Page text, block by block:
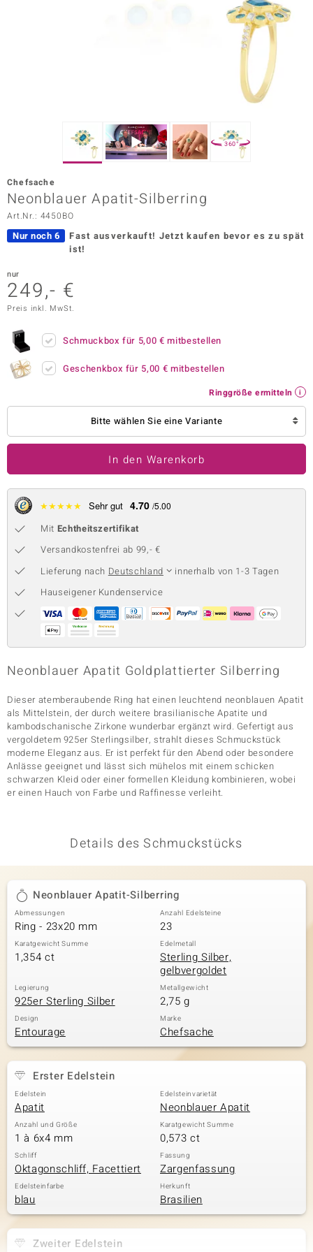
Vogue
BY DE MELO
Collection
Classics
360°
Chefsache
Neonblauer Apatit-Silberring
Art.Nr.: 4450BO
Nur noch 6 Fast ausverkauft! Jetzt kaufen bevor es zu spät
ist!
nur
249,- €
Preis inkl. MwSt.
Schmuckbox für 5,00 € mitbestellen
Geschenkbox für 5,00 € mitbestellen
Ringgröße ermitteln
Bitte wählen Sie eine Variante
In den Warenkorb
★★★★★ Sehr gut 4.70 /5.00
Mit Echtheitszertifikat
Versandkostenfrei ab 99,- €
Lieferung nach Deutschland
innerhalb von 1-3 Tagen
Hauseigener Kundenservice
Neonblauer Apatit Goldplattierter Silberring
Dieser atemberaubende Ring hat einen leuchtend neonblauen Apatit
als Mittelstein, der durch weitere brasilianische Apatite und
kambodschanische Zirkone wunderbar ergänzt wird. Gefertigt aus
vergoldetem 925er Sterlingsilber, strahlt dieses Schmuckstück
moderne Eleganz aus. Er ist perfekt für den Abend oder besondere
Anlässe geeignet und lässt sich mühelos mit einem schicken
schwarzen Kleid oder einer formellen Kleidung kombinieren, wobei
er einen Hauch von Farbe und Raffinesse verleiht.
Details des Schmuckstücks
Neonblauer Apatit-Silberring
Abmessungen
Ring - 23x20 mm
Anzahl Edelsteine
23
Karatgewicht Summe
1,354 ct
Edelmetall
Sterling Silber,
gelbvergoldet
Legierung
925er Sterling Silber
Metallgewicht
2,75 g
Design
Entourage
Marke
Chefsache
Erster Edelstein
Edelstein
Apatit
Edelsteinvarietät
Neonblauer Apatit
Anzahl und Größe
1 à 6x4 mm
Karatgewicht Summe
0,573 ct
Schliff
Oktagonschliff, Facettiert
Fassung
Zargenfassung
Edelsteinfarbe
blau
Herkunft
Brasilien
Zweiter Edelstein